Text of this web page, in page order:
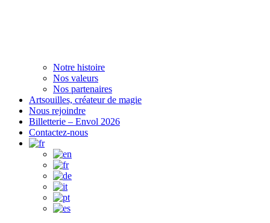
Notre histoire
Nos valeurs
Nos partenaires
Artsouilles, créateur de magie
Nous rejoindre
Billetterie – Envol 2026
Contactez-nous